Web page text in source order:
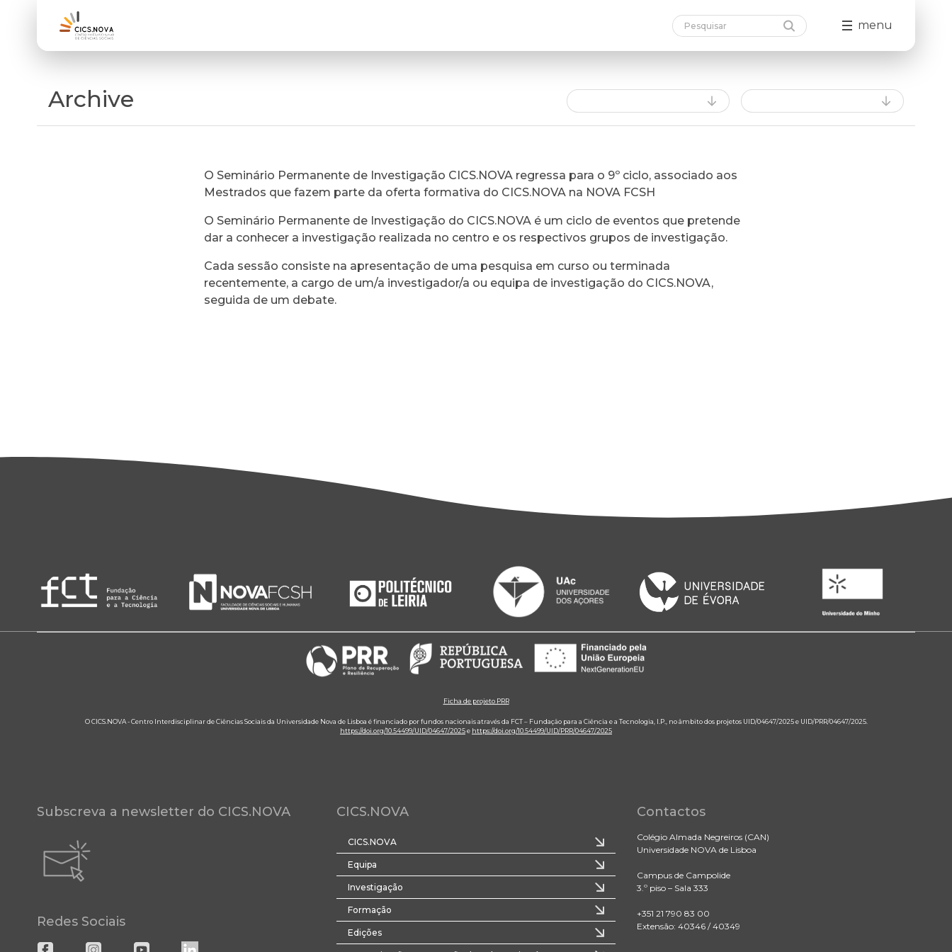
menu
Archive
O Seminário Permanente de Investigação CICS.NOVA regressa para o 9º ciclo, associado aos
Mestrados que fazem parte da oferta formativa do CICS.NOVA na NOVA FCSH
O Seminário Permanente de Investigação do CICS.NOVA é um ciclo de eventos que pretende
dar a conhecer a investigação realizada no centro e os respectivos grupos de investigação.
Cada sessão consiste na apresentação de uma pesquisa em curso ou terminada
recentemente, a cargo de um/a investigador/a ou equipa de investigação do CICS.NOVA,
seguida de um debate.
Ficha de projeto PRR
O CICS.NOVA - Centro Interdisciplinar de Ciências Sociais da Universidade Nova de Lisboa é financiado por fundos nacionais através da FCT – Fundação para a Ciência e a Tecnologia, I.P., no âmbito dos projetos UID/04647/2025 e UID/PRR/04647/2025.
https://doi.org/10.54499/UID/04647/2025e https://doi.org/10.54499/UID/PRR/04647/2025
Subscreva a newsletter do CICS.NOVA
Redes Sociais
CICS.NOVA
CICS.NOVA
Equipa
Investigação
Formação
Edições
Contactos
Colégio Almada Negreiros (CAN)
Universidade NOVA de Lisboa
Campus de Campolide
3.º piso – Sala 333
+351 21 790 83 00
Extensão: 40346 / 40349